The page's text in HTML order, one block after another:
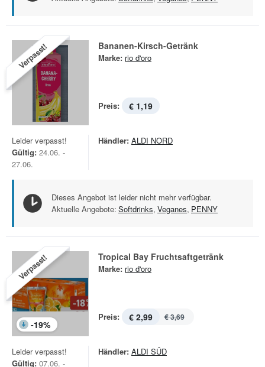
Verpasst! Bananen-Kirsch-Getränk
Marke: rio d'oro
Preis: € 1,19
Leider verpasst!
Gültig: 24.06. -
27.06.
Händler: ALDI NORD
Dieses Angebot ist leider nicht mehr verfügbar.
Aktuelle Angebote: Softdrinks, Veganes, PENNY
Verpasst!
-19%
Tropical Bay Fruchtsaftgetränk
Marke: rio d'oro
Preis: € 2,99 € 3,69
Leider verpasst!
Gültig: 07.06. -
Händler: ALDI SÜD